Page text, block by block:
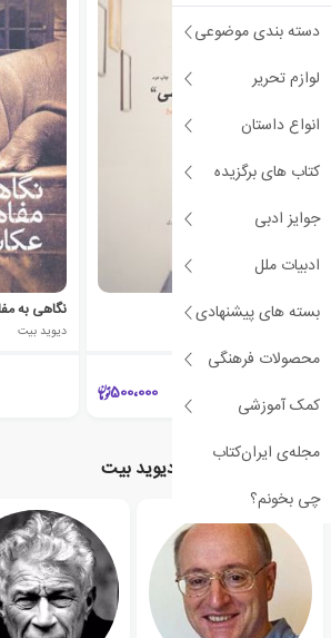
دسته بندی موضوعی
لوازم تحریر
انواع داستان
کتاب های برگزیده
جوایز ادبی
ادبیات ملل
بسته های پیشنهادی
محصولات فرهنگی
کمک آموزشی
مجله‌ی ایران‌کتاب
چی بخونم؟
مفاهیم عکاسی
500،000
نگاهی به
دیوید بیت
نویسندگان مرتبط با دیوید بیت